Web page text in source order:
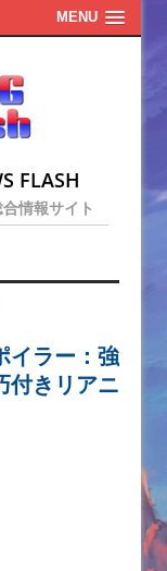
MENU
FLASH
情報サイト
イラー：強
付きリアニ